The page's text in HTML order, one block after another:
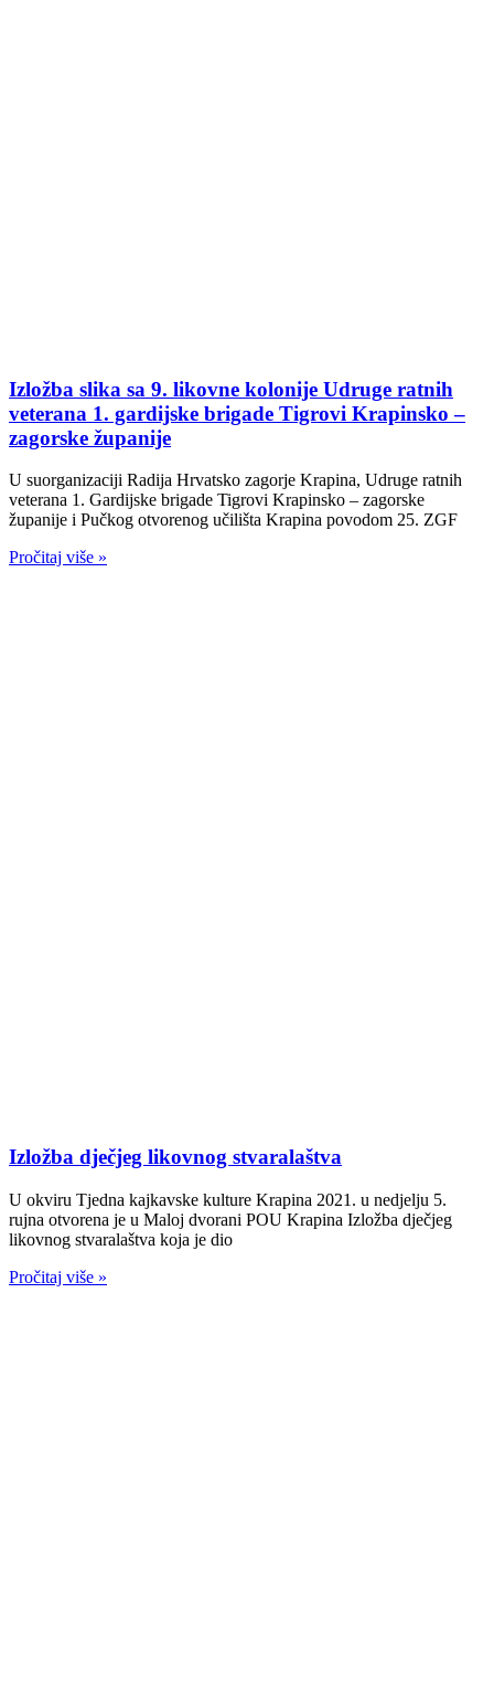
Izložba slika sa 9. likovne kolonije Udruge ratnih
veterana 1. gardijske brigade Tigrovi Krapinsko –
zagorske županije
U suorganizaciji Radija Hrvatsko zagorje Krapina, Udruge ratnih
veterana 1. Gardijske brigade Tigrovi Krapinsko – zagorske
županije i Pučkog otvorenog učilišta Krapina povodom 25. ZGF
Pročitaj više »
Izložba dječjeg likovnog stvaralaštva
U okviru Tjedna kajkavske kulture Krapina 2021. u nedjelju 5.
rujna otvorena je u Maloj dvorani POU Krapina Izložba dječjeg
likovnog stvaralaštva koja je dio
Pročitaj više »